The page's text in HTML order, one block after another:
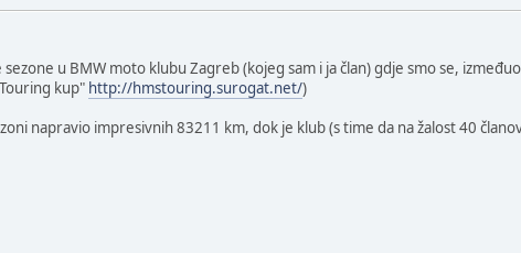
sezone u BMW moto klubu Zagreb (kojeg sam i ja član) gdje smo se,
kup" http://hmstouring.surogat.net/)
napravio impresivnih 83211 km, dok je klub (s time da na žalost 40